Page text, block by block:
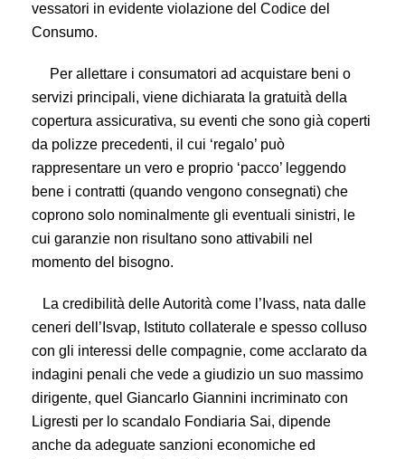
vessatori in evidente violazione del Codice del
Consumo.
Per allettare i consumatori ad acquistare beni o
servizi principali, viene dichiarata la gratuità della
copertura assicurativa, su eventi che sono già coperti
da polizze precedenti, il cui ‘regalo’ può
rappresentare un vero e proprio ‘pacco’ leggendo
bene i contratti (quando vengono consegnati) che
coprono solo nominalmente gli eventuali sinistri, le
cui garanzie non risultano sono attivabili nel
momento del bisogno.
La credibilità delle Autorità come l’Ivass, nata dalle
ceneri dell’Isvap, Istituto collaterale e spesso colluso
con gli interessi delle compagnie, come acclarato da
indagini penali che vede a giudizio un suo massimo
dirigente, quel Giancarlo Giannini incriminato con
Ligresti per lo scandalo Fondiaria Sai, dipende
anche da adeguate sanzioni economiche ed